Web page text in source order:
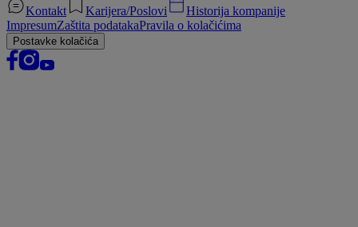
Kontakt Karijera/Poslovi
Historija kompanije
ImpresumZaštita podatakaPravila o kolačićima
Postavke kolačića